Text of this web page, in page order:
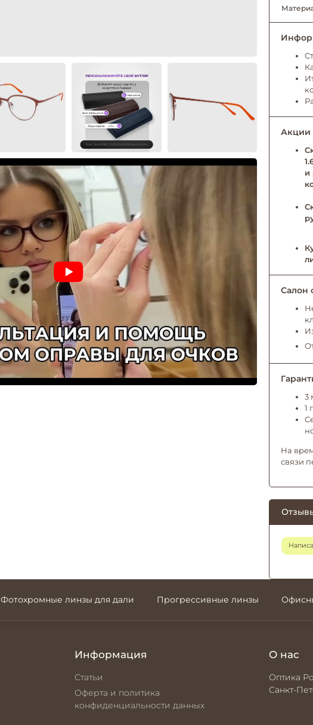
Акции
и
Салон
3
1
На
связи
Фотохромные линзы для дали Прогрессивные линзы
Информация
Статьи
Оферта и политика
конфиденциальности данных
О нас
Оптика
Санкт-